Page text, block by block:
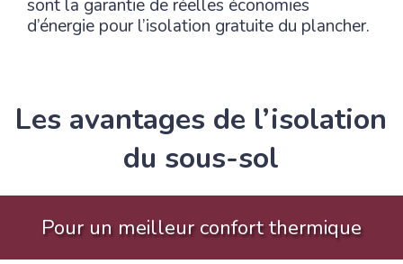
sont la garantie de réelles économies
d’énergie pour l’isolation gratuite du plancher.
Les avantages de l’isolation
du sous-sol
Pour un meilleur confort thermique